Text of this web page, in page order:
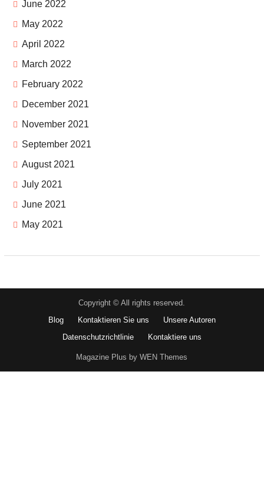
June 2022
May 2022
April 2022
March 2022
February 2022
December 2021
November 2021
September 2021
August 2021
July 2021
June 2021
May 2021
Copyright © All rights reserved.
Blog
Kontaktieren Sie uns
Unsere Autoren
Datenschutzrichtlinie
Kontaktiere uns
Magazine Plus by WEN Themes